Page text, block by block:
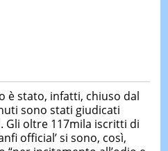
è stato, infatti, chiuso dal
sono stati giudicati
. Gli oltre 117mila iscritti di
official’ si sono, così,